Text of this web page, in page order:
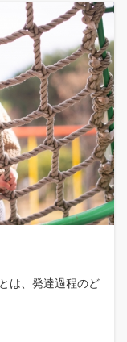
は、発達過程のど